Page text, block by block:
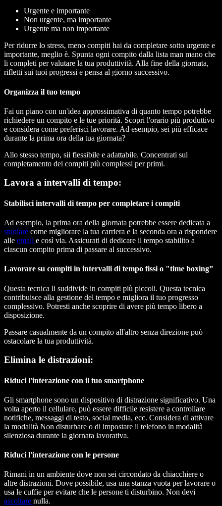
Urgente e importante
Non urgente, ma importante
Urgente ma non importante
Per ridurre lo stress, meno compiti hai da completare sotto urgente e
importante, meglio è. Spunta ogni compito dalla lista man mano che
li completi per valutare la tua produttività. Alla fine della giornata,
rifletti sui tuoi progressi e pensa al giorno successivo.
Organizza il tuo tempo
Fai un piano con un'idea approssimativa di quanto tempo potrebbe
richiedere un compito e le tue priorità. Scopri l'orario più produttivo
e considera come preferisci lavorare. Ad esempio, sei più efficace
durante la prima ora della tua giornata?
Allo stesso tempo, sii flessibile e adattabile. Concentrati sul
completamento dei compiti più complessi per primi.
Lavora a intervalli di tempo:
Stabilisci intervalli di tempo per completare i compiti
Ad esempio, la prima ora della giornata potrebbe essere dedicata a
studiare come migliorare la tua carriera e la seconda ora a rispondere
alle email e così via. Assicurati di dedicare il tempo stabilito a
ciascun compito prima di passare al successivo.
Lavorare su compiti in intervalli di tempo fissi o "time boxing”
Questa tecnica li suddivide in compiti più piccoli. Questa tecnica
contribuisce alla gestione del tempo e migliora il tuo progresso
complessivo. Potresti anche scoprire di avere più tempo libero a
disposizione.
Passare casualmente da un compito all'altro senza direzione può
ostacolare la tua produttività.
Elimina le distrazioni:
Riduci l'interazione con il tuo smartphone
Gli smartphone sono un dispositivo di distrazione significativo. Una
volta aperto il cellulare, può essere difficile resistere a controllare
notifiche, messaggi di testo, social media, ecc. Considera di attivare
la modalità Non disturbare o di impostare il telefono in modalità
silenziosa durante la giornata lavorativa.
Riduci l'interazione con le persone
Rimani in un ambiente dove non sei circondato da chiacchiere o
altre distrazioni. Dove possibile, usa una stanza vuota per lavorare o
usa le cuffie per evitare che le persone ti disturbino. Non devi
ascoltare nulla.